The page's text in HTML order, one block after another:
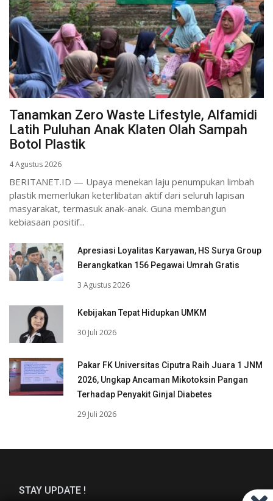
Tanamkan Zero Waste Lifestyle, Alfamidi
Latih Puluhan Anak Klaten Olah Sampah
Botol Plastik
4 Agustus 2026
BERITANET.ID — Upaya menekan laju penumpukan limbah
plastik memerlukan keterlibatan aktif dari seluruh lapisan
masyarakat, termasuk anak-anak. Guna membangun
kebiasaan positif...
Apresiasi Loyalitas Karyawan, HS Surya Group
Berangkatkan 156 Pegawai Umrah Gratis
3 Agustus 2026
Kebijakan Tepat Hidupkan UMKM
30 Juli 2026
Pakar FK Universitas Ciputra Raih Juara 1 JNM
2026, Ungkap Ancaman Mikotoksin Pangan
Terhadap Penyakit Ginjal Diabetes
29 Juli 2026
STAY UPDATE !